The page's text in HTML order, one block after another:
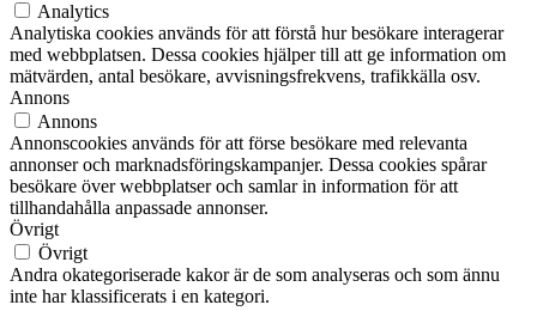
Analytics
Analytiska cookies används för att förstå hur besökare interagerar
med webbplatsen. Dessa cookies hjälper till att ge information om
mätvärden, antal besökare, avvisningsfrekvens, trafikkälla osv.
Annons
Annons
Annonscookies används för att förse besökare med relevanta
annonser och marknadsföringskampanjer. Dessa cookies spårar
besökare över webbplatser och samlar in information för att
tillhandahålla anpassade annonser.
Övrigt
Övrigt
Andra okategoriserade kakor är de som analyseras och som ännu
inte har klassificerats i en kategori.